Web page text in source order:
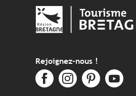
Rejoignez-nous !